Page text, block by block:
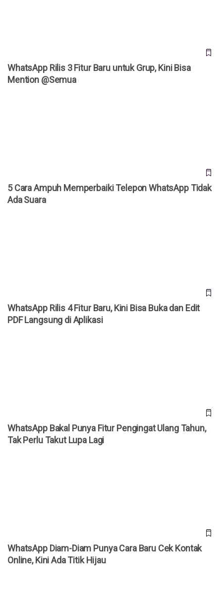
WhatsApp Rilis 3 Fitur Baru untuk Grup, Kini Bisa
Mention @Semua
5 Cara Ampuh Memperbaiki Telepon WhatsApp Tidak
Ada Suara
WhatsApp Rilis 4 Fitur Baru, Kini Bisa Buka dan Edit
PDF Langsung di Aplikasi
WhatsApp Bakal Punya Fitur Pengingat Ulang Tahun,
Tak Perlu Takut Lupa Lagi
WhatsApp Diam-Diam Punya Cara Baru Cek Kontak
Online, Kini Ada Titik Hijau